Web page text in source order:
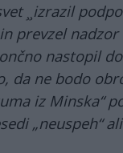
¸¸izrazil
prevzel
nastopil
da ne bodo
iz Minska“
„neuspeh“ ali